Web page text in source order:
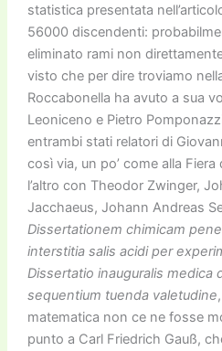
statistica presentata
56000 discendenti:
eliminato rami non
visto che per dire troviamo
Roccabonella ha avuto a sua
Leoniceno e Pietro
entrambi stati relatori di
così via, un po’ come alla Fiera
l’altro con Theodor Zwinger,
Jacchaeus, Johann Andreas
Dissertationem chimicam
interstitia salis acidi per
Dissertatio inauguralis medica
sequentium tuenda valetudine
matematica non ce ne fosse
punto a Carl Friedrich Gauß,